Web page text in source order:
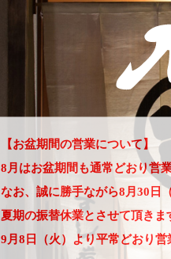
【お盆期間の営業について】
8月はお盆期間も通常どおり営
なお、誠に勝手ながら8月30日
夏期の振替休業とさせて頂きま
9月8日（火）より平常どおり営